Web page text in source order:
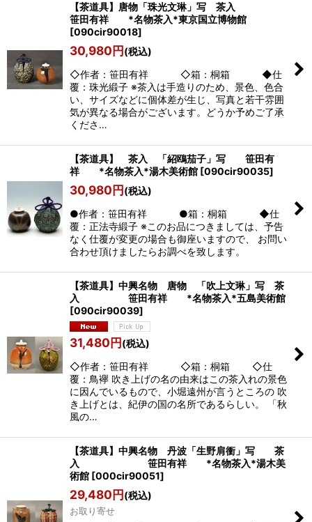
【茶道具】唐物「珠光文琳」写 茶入
笹田有祥 *名物茶入*東京国立博物館
[090cir90018]
30,980円(税込)
◇作者：笹田有祥 ◇箱：桐箱 ◆仕
覆：珠光緞子 ※茶入は手造りのため、景色、色合
い、サイズなどに個体差が生じ、写真と若干雰囲
気が異なる場合がございます。どうか予めご了承
くださ…
【茶道具】 茶入 「紹鴎茄子」写 笹田有
祥 *名物茶入*湯木美術館 [090cir90035]
30,980円(税込)
●作者：笹田有祥 ●箱：桐箱 ◆仕
覆：正法寺緞子 ※このお品につきましては、予告
なく仕覆が変更の場合も御座いますので、 お問い
合わせ頂けましたらお調べを致します。
【茶道具】中興名物 唐物 「吹上文琳」写 茶
入 笹田有祥 *名物茶入*五島美術館
[090cir90039]
31,480円(税込)
◇作者：笹田有祥 ◇箱：桐箱 ◇仕
覆：鳥襷 吹き上げの名の由来はこの茶入れの景色
に因んでいるもので、小堀遠州が言うところの 吹
き上げとは、紀伊の国の名所であるらしい。 「秋
風の…
【茶道具】中興名物 丹波「生野肩衝」写 茶
入 笹田有祥 *名物茶入*湯木美
術館 [000cir90051]
29,480円(税込)
お取り寄せ